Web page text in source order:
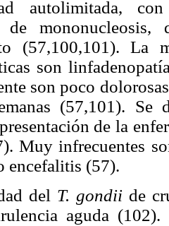
autolimitada,
de mononucleosis,
(57,100,101). La
son
son poco
(57,101). Se
de la
Muy infrecuentes
encefalitis (57).
del T. gondii de
aguda